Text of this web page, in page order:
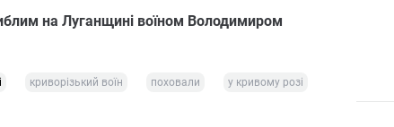
на Луганщині воїном Володимиром
криворізький воїн поховали у кривому розі